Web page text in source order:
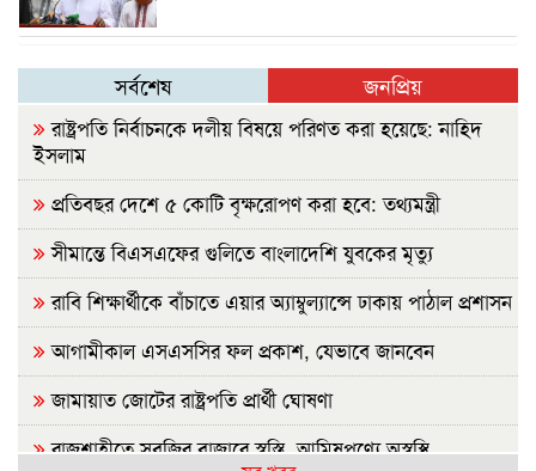
সর্বশেষ জনপ্রিয়
রাষ্ট্রপতি নির্বাচনকে দলীয় বিষয়ে পরিণত করা হয়েছে: নাহিদ
ইসলাম
প্রতিবছর দেশে ৫ কোটি বৃক্ষরোপণ করা হবে: তথ্যমন্ত্রী
সীমান্তে বিএসএফের গুলিতে বাংলাদেশি যুবকের মৃত্যু
রাবি শিক্ষার্থীকে বাঁচাতে এয়ার অ্যাম্বুল্যান্সে ঢাকায় পাঠাল প্রশাসন
আগামীকাল এসএসসির ফল প্রকাশ, যেভাবে জানবেন
জামায়াত জোটের রাষ্ট্রপতি প্রার্থী ঘোষণা
রাজশাহীতে সবজির বাজারে স্বস্তি, আমিষপণ্যে অস্বস্থি